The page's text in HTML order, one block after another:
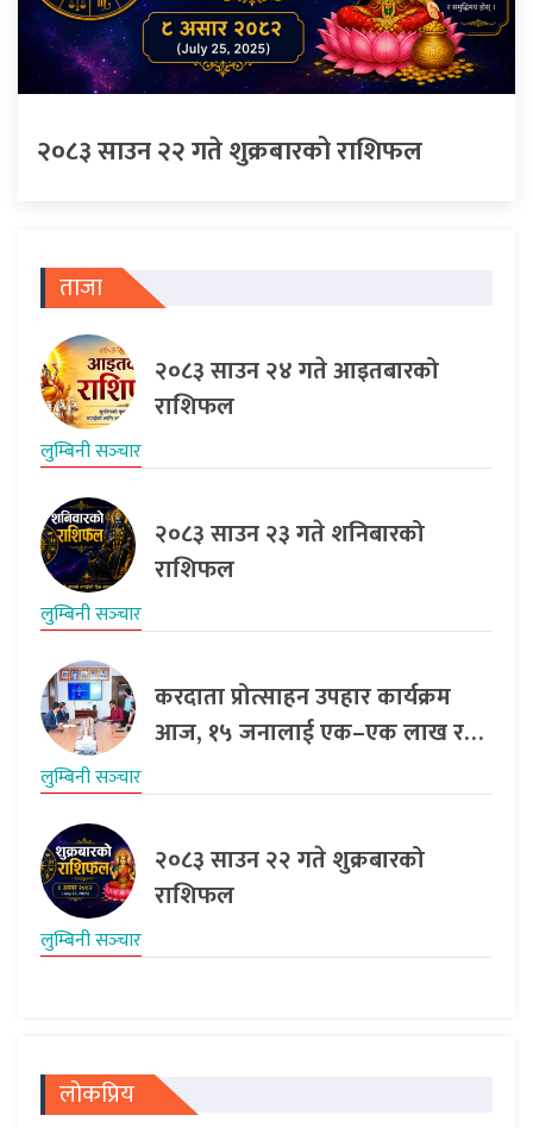
२०८३ साउन २२ गते शुक्रबारको राशिफल
ताजा
२०८३ साउन २४ गते आइतबारको
राशिफल
लुम्बिनी सञ्‍चार
२०८३ साउन २३ गते शनिबारको
राशिफल
लुम्बिनी सञ्‍चार
करदाता प्रोत्साहन उपहार कार्यक्रम
आज, १५ जनालाई एक–एक लाख र…
लुम्बिनी सञ्‍चार
२०८३ साउन २२ गते शुक्रबारको
राशिफल
लुम्बिनी सञ्‍चार
लोकप्रिय